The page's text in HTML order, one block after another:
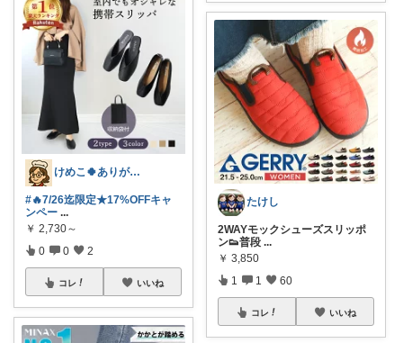
けめこ🍀ありがとうございます🤭💕
#🔥7/26迄限定★17%OFFキャ
ンペー ...
￥ 2,730～
0 0 2
コレ いいね
たけし
2WAYモックシューズスリッポ
ン👟 ​普段 ...
￥ 3,850
1 1 60
コレ いいね